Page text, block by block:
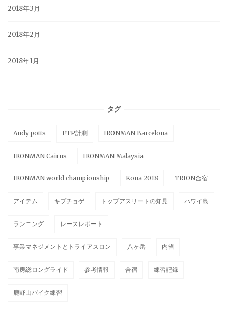
2018年3月
2018年2月
2018年1月
タグ
Andy potts FTP計測 IRONMAN Barcelona
IRONMAN Cairns IRONMAN Malaysia
IRONMAN world championship Kona 2018 TRION合宿
アイテム キプチョゲ トップアスリートの知見 ハワイ島
ランニング レースレポート
事業マネジメントとトライアスロン 八ヶ岳 内省
南房総ロングライド 参考情報 合宿 練習記録
鹿野山バイク練習